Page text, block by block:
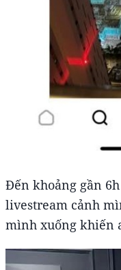
Đến khoảng gần
livestream cảnh
mình xuống khiến